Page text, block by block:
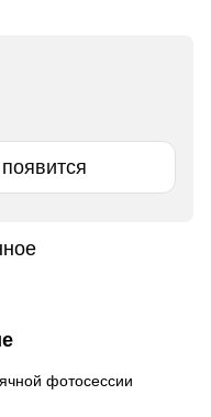
фотосессии